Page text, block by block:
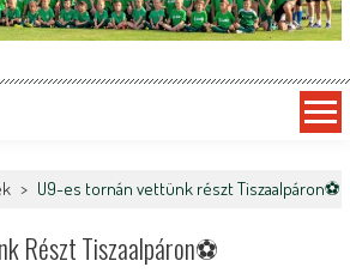
> U9-es tornán vettünk részt Tiszaalpáron⚽️
Részt Tiszaalpáron⚽️